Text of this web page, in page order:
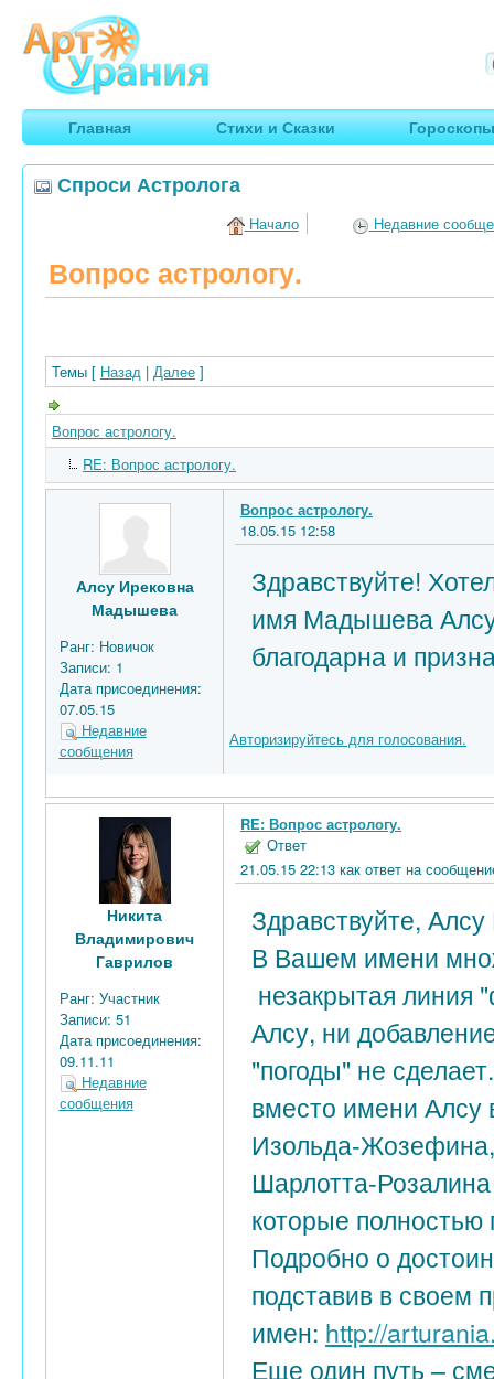
АртУрания
Умные гороскопы, творчество, путешествия
Главная Стихи и Сказки Гороскопы
Спроси Астролога
Начало Недавние
Вопрос астрологу.
Темы [ Назад | Далее ]
Вопрос астрологу.
RE: Вопрос астрологу.
Алсу Ирековна
Мадышева
Ранг: Новичок
Записи: 1
Дата присоединения:
07.05.15
Недавние
сообщения
Вопрос астрологу.
18.05.15 12:58
Здравствуйте!
имя Мадышева
благодарна и
Авторизируйтесь для голосования.
Никита
Владимирович
Гаврилов
Ранг: Участник
Записи: 51
Дата присоединения:
09.11.11
Недавние
сообщения
RE: Вопрос астрологу.
Ответ
21.05.15 22:13 как ответ на
Здравствуйте,
В Вашем имени
незакрытая линия
Алсу, ни
"погоды" не
вместо имени Алсу
Изольда-
Шарлотта-
которые
Подробно о
подставив в своем
имен: http://
Еще один путь –